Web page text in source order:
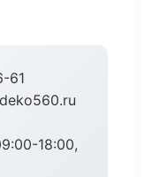
61
18:00,